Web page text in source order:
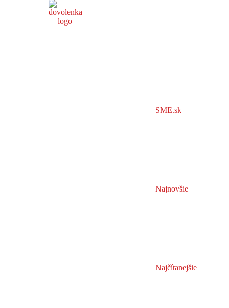
SME.sk
Najnovšie
Najčítanejšie